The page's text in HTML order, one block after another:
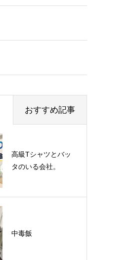
おすすめ記事
高級Tシャツとバッ
タのいる会社。
中毒飯
く旅に行って来まし
た！（秋保温泉）
月入社式